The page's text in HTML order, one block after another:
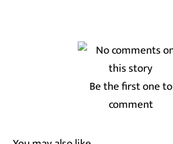
Be the first one to
comment